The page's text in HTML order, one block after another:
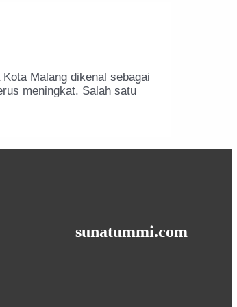
Malang dikenal sebagai
meningkat. Salah satu
sunatummi.com